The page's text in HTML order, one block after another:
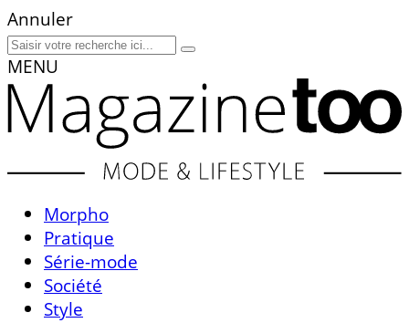
Annuler
MENU
Morpho
Pratique
Série-mode
Société
Style